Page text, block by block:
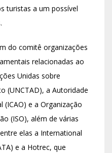
turistas a um possível
do comitê organizações
relacionadas ao
Unidas sobre
(UNCTAD), a Autoridade
(ICAO) e a Organização
(ISO), além de várias
elas a International
e a Hotrec, que